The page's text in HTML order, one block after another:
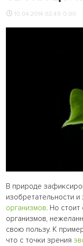
10.04.2014 02:49 0.00
В природе
изобретательности
организмов. Но стоит
организмов,
свою пользу. К
что с точки зрения